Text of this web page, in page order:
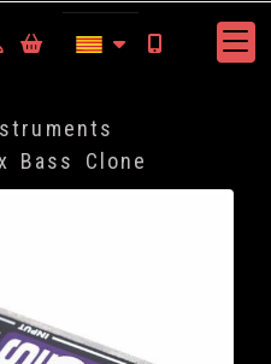
Identifícat
Bass Clone